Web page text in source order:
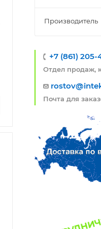
Производитель
+7 (861) 205-
Отдел продаж,
Почта для